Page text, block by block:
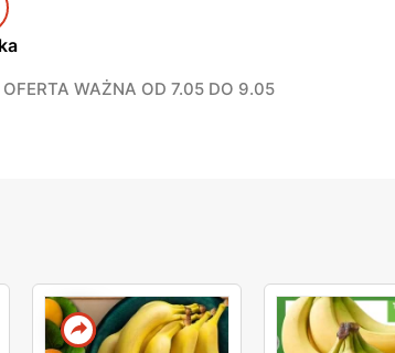
WAŻNA OD 7.05 DO 9.05